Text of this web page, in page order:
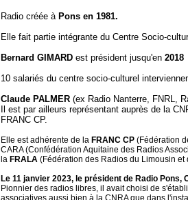
Radio créée à Pons en 1981.
Elle fait partie intégrante du Centre Socio-
Bernard GIMARD est président jusqu'en 2018
10 salariés du centre socio-culturel
Claude PALMER (ex Radio Nanterre, FNRL,
Il est par ailleurs représentant auprès de la
FRANC CP.
Elle est adhérente de la FRANC CP (Fédération
CARA (Confédération Aquitaine des Radios
la FRALA (Fédération des Radios du Limousin et
Le 11 janvier 2023, le président de Radio Pons,
Pionnier des radios libres, il avait choisi de
associatives aussi bien à la CNRA que dans